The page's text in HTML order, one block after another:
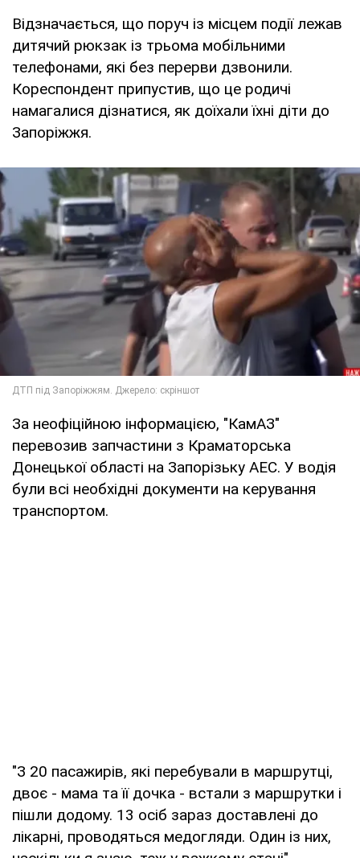
Відзначається, що поруч із місцем події лежав
дитячий рюкзак із трьома мобільними
телефонами, які без перерви дзвонили.
Кореспондент припустив, що це родичі
намагалися дізнатися, як доїхали їхні діти до
Запоріжжя.
За неофіційною інформацією, "КамАЗ"
перевозив запчастини з Краматорська
Донецької області на Запорізьку АЕС. У водія
були всі необхідні документи на керування
транспортом.
"З 20 пасажирів, які перебували в маршрутці,
двоє - мама та її дочка - встали з маршрутки і
пішли додому. 13 осіб зараз доставлені до
лікарні, проводяться медогляди. Один із них,